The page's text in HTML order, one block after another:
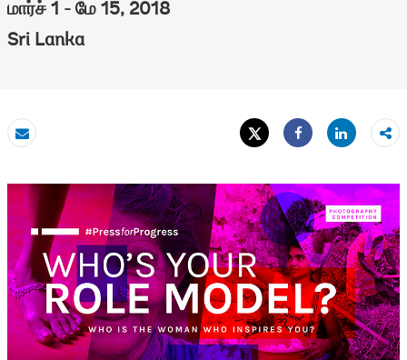
மார்ச் 1 - மே 15, 2018
Sri Lanka
மின்னஞ்சல்
Tweet
Share
Share